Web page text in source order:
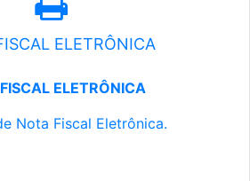
ELETRÔNICA
ELETRÔNICA
Nota Fiscal Eletrônica.